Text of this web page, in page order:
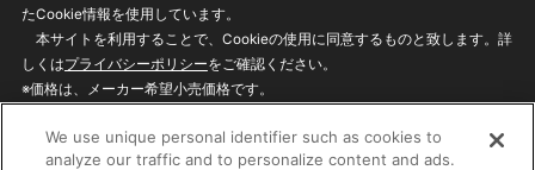
たCookie情報を使用しています。
本サイトを利用することで、Cookieの使用に同意するものと致します。詳
しくはプライバシーポリシーをご確認ください。
※価格は、メーカー希望小売価格です。
ざいますのでご了承ください。
We use unique personal identifier such as cookies to
analyze our traffic and to personalize content and ads.